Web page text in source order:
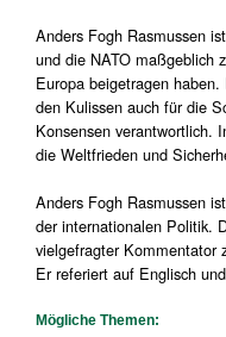
Anders Fogh Rasmussen
und die NATO maßgeblich
Europa beigetragen
den Kulissen auch für die
Konsensen verantwortlich.
die Weltfrieden und
Anders Fogh Rasmussen
der internationalen Politik.
vielgefragter Kommentator
Er referiert auf Englisch
Mögliche Themen: